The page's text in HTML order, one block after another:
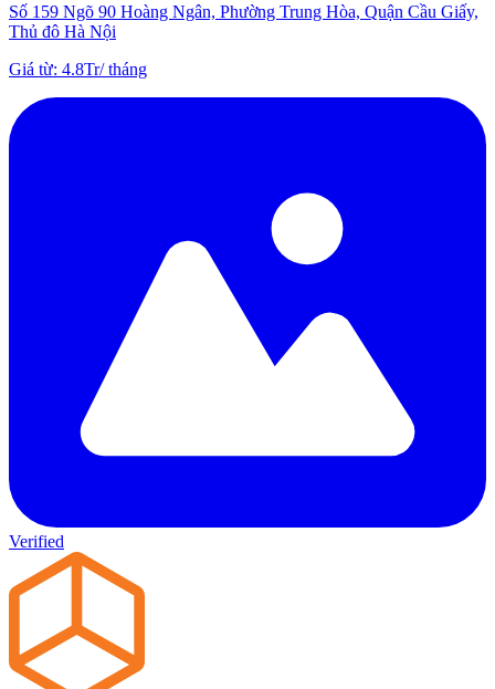
Số 159 Ngõ 90 Hoàng Ngân, Phường Trung Hòa, Quận Cầu Giấy,
Thủ đô Hà Nội
Giá từ: 4.8Tr/tháng
Verified